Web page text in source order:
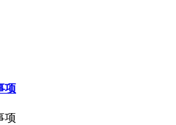
项
项